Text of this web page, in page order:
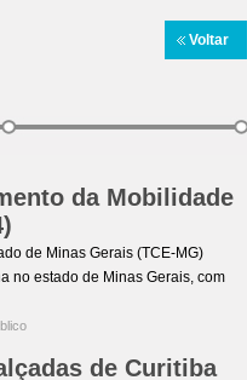
Voltar
da Mobilidade
de Minas Gerais (TCE-MG)
no estado de Minas Gerais, com
de Curitiba